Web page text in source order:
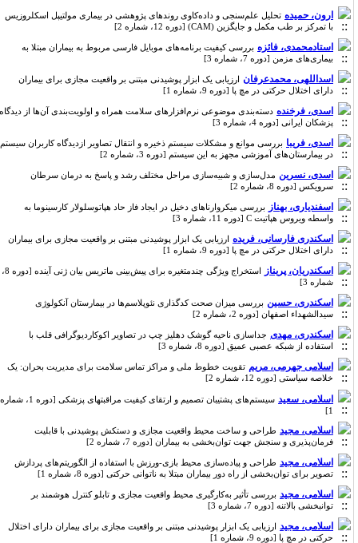
ارون، حمیده تحلیل علم‌سنجی و داده‌کاوی روندهای پژوهشی در بیماری مولتیپل اسکلروزیس
با تمرکز بر طب مکمل و جایگزین (CAM) [دوره 12، شماره 2]
استادمحمدی، فائزه بررسی کیفیت برنامه‌های موبایل فارسی مربوط به بیماران مبتلا به
بیماری‌های مزمن [دوره 7، شماره 3]
اسداللهی، محمدعرفان ارزیابی یک ابزار پوشیدنی مبتنی بر واقعیت مجازی برای بیماران
دارای اختلال حرکتی در مچ پا [دوره 9، شماره 1]
اسدی، فرخنده دسته‌بندی موضوعی نرم‌افزارهای سلامت همراه و اولویت‌بندی آن‌ها از دیدگاه
پزشکان ایرانی [دوره 4، شماره 3]
اسدی، فریبا بررسی موانع و مشکلات سیستم ذخیره و انتقال تصاویر ازدیدگاه کاربران سیستم
در بیمارستان‌های آموزشی مجهز به این سیستم [دوره 3، شماره 2]
اسدی، نسرین مدل‌سازی و شبیه‌سازی مراحل مختلف رشد و پاسخ به درمان سرطان
سرویکس [دوره 8، شماره 2]
اسفندیاری، بهناز بررسی میکروارناهای دخیل در ایجاد فاز حاد هپاتوسلولار کارسینوما به
واسطه ویروس هپاتیت C [دوره 11، شماره 3]
اسکندری فارسانی، فریده ارزیابی یک ابزار پوشیدنی مبتنی بر واقعیت مجازی برای بیماران
دارای اختلال حرکتی در مچ پا [دوره 9، شماره 1]
اسکندریان، پریناز
استخراج ویژگی چندمتغیره برای پیش‌بینی ماتریس بیان ژنی آینده [دوره 8،
شماره 3]
اسکندری، حسین بررسی میزان صحت کدگذاری نئوپلاسم‌ها در بیمارستان آنکولوژی
سیدالشهداء اصفهان [دوره 2، شماره 2]
اسکندری، مهدی جداسازی ناحیه گوشک دهلیز چپ در تصاویر اکوکاردیوگرافی قلب با
استفاده از شبکه عصبی عمیق [دوره 8، شماره 3]
اسلامی جهرمی، مریم تقویت خطوط ملی و مراکز تماس سلامت برای مدیریت بحران: یک
خلاصه سیاستی [دوره 12، شماره 2]
اسلامی، سعید
سیستم‌های پشتیبان تصمیم و ارتقای کیفیت مراقبتهای پزشکی [دوره 1، شماره
اسلامی، مجید طراحی و ساخت محیط واقعیت ‌مجازی و دستکش پوشیدنی با قابلیت
فرمان‌پذیری و سنجش جهت توان‌بخشی به بیماران [دوره 7، شماره 2]
اسلامی، مجید طراحی و پیاده‌سازی محیط بازی-ورزش با استفاده از الگوریتم‌های پردازش
تصویر برای توان‌بخشی از راه دور بیماران مبتلا به ناتوانی حرکتی [دوره 8، شماره 1]
اسلامی، مجید بررسی تأثیر به‌کارگیری محیط واقعیت مجازی و تابلو کنترل هوشمند بر
توانبخشی بالاتنه [دوره 7، شماره 3]
اسلامی، مجید ارزیابی یک ابزار پوشیدنی مبتنی بر واقعیت مجازی برای بیماران دارای اختلال
حرکتی در مچ پا [دوره 9، شماره 1]